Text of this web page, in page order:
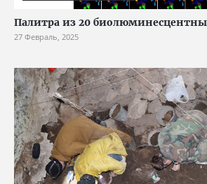
Палитра из 20
27 Февраль, 2025